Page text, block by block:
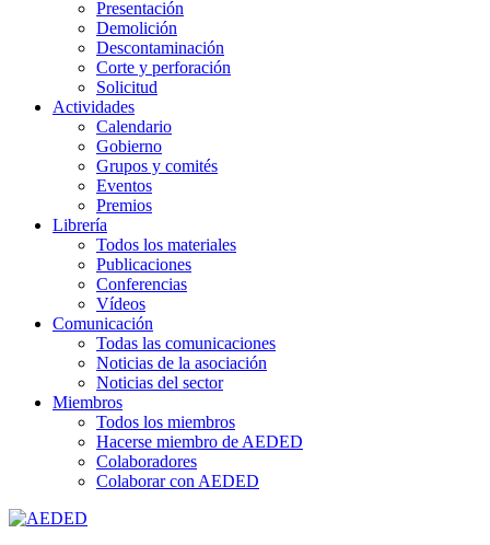
Presentación
Demolición
Descontaminación
Corte y perforación
Solicitud
Actividades
Calendario
Gobierno
Grupos y comités
Eventos
Premios
Librería
Todos los materiales
Publicaciones
Conferencias
Vídeos
Comunicación
Todas las comunicaciones
Noticias de la asociación
Noticias del sector
Miembros
Todos los miembros
Hacerse miembro de AEDED
Colaboradores
Colaborar con AEDED